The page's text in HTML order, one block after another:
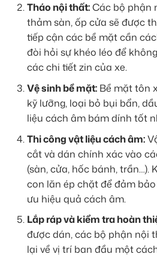
Tháo nội thất:Các bộ phận
thảm sàn, ốp cửa sẽ được
tiếp cận các bề mặt cần
đòi hỏi sự khéo léo để
các chi tiết zin của xe.
Vệ sinh bề mặt:Bề mặt tôn
kỹ lưỡng, loại bỏ bụi bẩn,
liệu cách âm bám dính tốt
Thi công vật liệu cách âm:
cắt và dán chính xác vào
(sàn, cửa, hốc bánh, trần…).
con lăn ép chặt để đảm
ưu hiệu quả cách âm.
Lắp ráp và kiểm tra hoàn
được dán, các bộ phận nội
lại về vị trí ban đầu một